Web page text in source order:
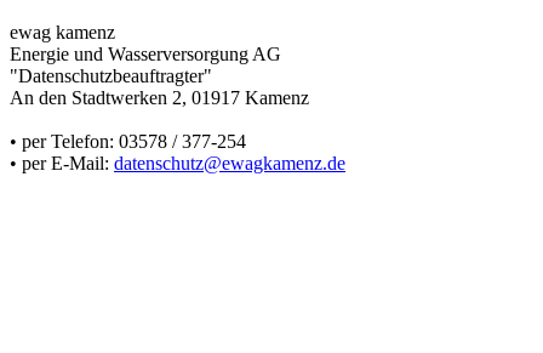
ewag kamenz
Energie und Wasserversorgung AG
"Datenschutzbeauftragter"
An den Stadtwerken 2, 01917 Kamenz
• per Telefon: 03578 / 377-254
• per E-Mail: datenschutz@ewagkamenz.de